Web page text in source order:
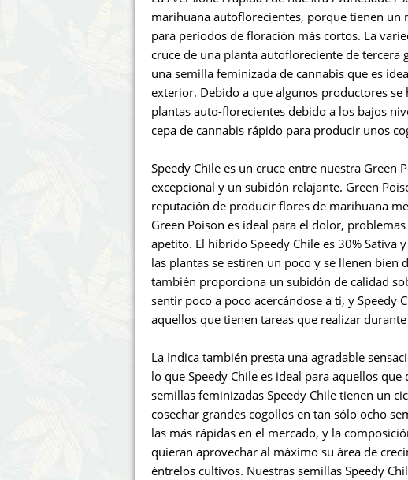
Annabelle´s Garden
Barney's Farm
Blimburn Seeds
Bulk Seed Bank
Cannabella Genetics
Fast Buds
Female Seeds
G13 Labs
Genehtik Seeds
House of the Great
marihuana autoflorecientes, porque tienen un
para períodos de floración más cortos. La
cruce de una planta autofloreciente de
una semilla feminizada de cannabis que es
exterior. Debido a que algunos productores
plantas auto-florecientes debido a los bajos
cepa de cannabis rápido para producir unos
Speedy Chile es un cruce entre nuestra Green
excepcional y un subidón relajante. Green
reputación de producir flores de marihuana
Green Poison es ideal para el dolor,
apetito. El híbrido Speedy Chile es 30% Sativa
las plantas se estiren un poco y se llenen
también proporciona un subidón de calidad
sentir poco a poco acercándose a ti, y Speedy
aquellos que tienen tareas que realizar
La Indica también presta una agradable
lo que Speedy Chile es ideal para aquellos
semillas feminizadas Speedy Chile tienen un
cosechar grandes cogollos en tan sólo ocho
las más rápidas en el mercado, y la
quieran aprovechar al máximo su área de
éntrelos cultivos. Nuestras semillas Speedy